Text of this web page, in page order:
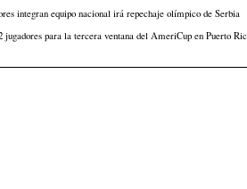
integran equipo nacional irá repechaje olímpico de Serbia
jugadores para la tercera ventana del AmeriCup en Puerto